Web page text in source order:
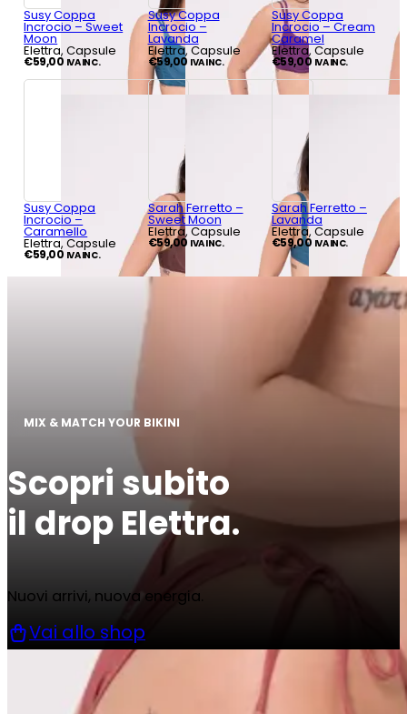
Susy Coppa
Incrocio – Sweet
Moon
Elettra, Capsule
€59,00 IVA INC.
Susy Coppa
Incrocio –
Lavanda
Elettra, Capsule
€59,00 IVA INC.
Susy Coppa
Incrocio – Cream
Caramel
Elettra, Capsule
€59,00 IVA INC.
Susy Coppa
Incrocio –
Caramello
Elettra, Capsule
€59,00 IVA INC.
Sarah Ferretto –
Sweet Moon
Elettra, Capsule
€59,00 IVA INC.
Sarah Ferretto –
Lavanda
Elettra, Capsule
€59,00 IVA INC.
Scopri subito
il drop Elettra.
MIX & MATCH YOUR BIKINI
Nuovi arrivi, nuova energia.
Vai allo shop
OFFERTA PROMO